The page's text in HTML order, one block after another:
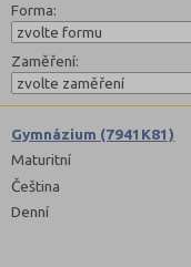
Forma:
Zaměření:
Gymnázium (7941K81)
Maturitní
Čeština
Denní